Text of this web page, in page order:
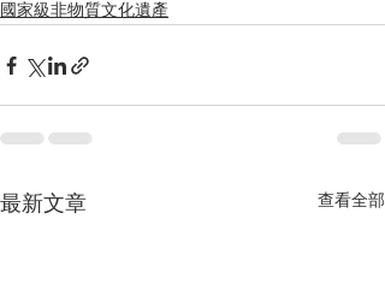
國家級非物質文化遺產
最新文章 查看全部